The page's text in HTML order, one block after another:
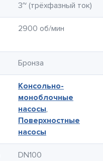
3~ (трёхфазный ток)
2900 об/мин
Бронза
Консольно-
моноблочные
насосы,
Поверхностные
насосы
DN100